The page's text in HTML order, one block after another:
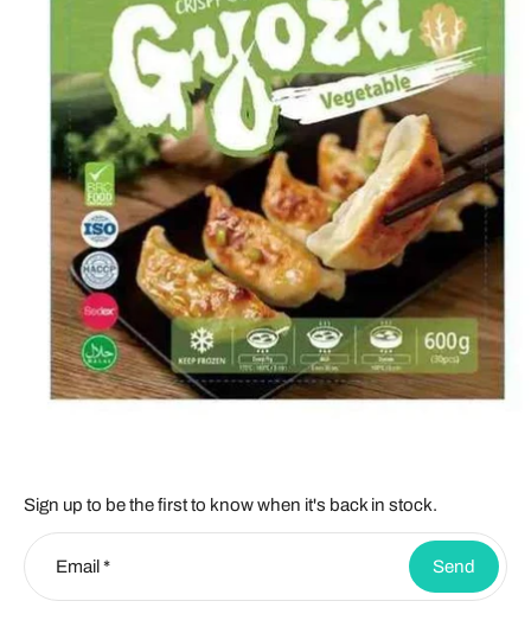
Sign up to be the first to know when it's back in stock.
Email * Send